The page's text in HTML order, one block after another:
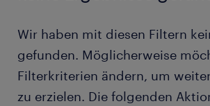
Wir haben mit diesen Filtern
gefunden. Möglicherweise
Filterkriterien ändern, um
zu erzielen. Die folgenden